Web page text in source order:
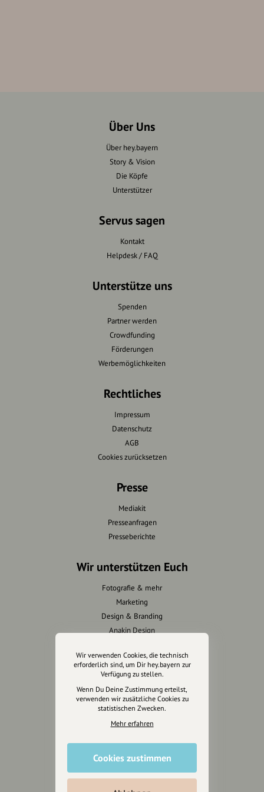
Über Uns
Über hey.bayern
Story & Vision
Die Köpfe
Unterstützer
Servus sagen
Kontakt
Helpdesk / FAQ
Unterstütze uns
Spenden
Partner werden
Crowdfunding
Förderungen
Werbemöglichkeiten
Rechtliches
Impressum
Datenschutz
AGB
Cookies zurücksetzen
Presse
Mediakit
Presseanfragen
Presseberichte
Wir unterstützen Euch
Fotografie & mehr
Marketing
Design & Branding
Anakin Design
Unterstütze
unsere Plattform
hey.bayern ist ein Projekt von
für alle, die uns besuchen
wollen.
Wir verwenden Cookies, die technisch
erforderlich sind, um Dir hey.bayern zur
Verfügung zu stellen.
Wenn Du Deine Zustimmung erteilst,
verwenden wir zusätzliche Cookies zu
statistischen Zwecken.
Mehr erfahren
Cookies zustimmen